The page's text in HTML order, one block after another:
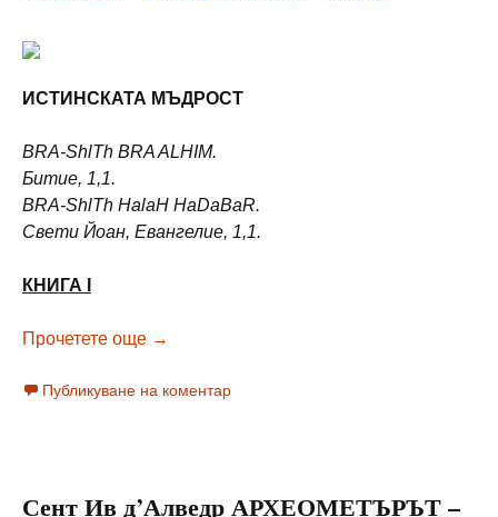
ИСТИНСКАТА МЪДРОСТ
BRA-ShlTh BRA ALHIM.
Битие, 1,1.
BRA-ShlTh HalaH HaDaBaR.
Свети Йоан, Евангелие, 1,1.
КНИГА I
Прочетете още Сент Ив д’Алведр АРХЕОМЕТЪРЪТ – 4
→
Публикуване на коментар
Сент Ив д’Алведр АРХЕОМЕТЪРЪТ –